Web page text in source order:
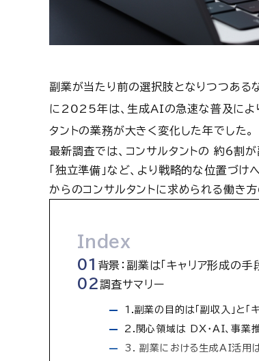
副業が当たり前の選択肢となりつつある
に 2025年は、生成AIの急速な普及によ
タントの業務が大きく変化した年でした。
最新調査では、コンサルタントの 約6割が
「独立準備」など、より戦略的な位置づけ
からのコンサルタントに求められる働き方
Index
背景：副業は「キャリア形成の
調査サマリー
1.副業の目的は「副収入」と「
2.関心領域は DX・AI、事業
3. 副業における生成AI活用は